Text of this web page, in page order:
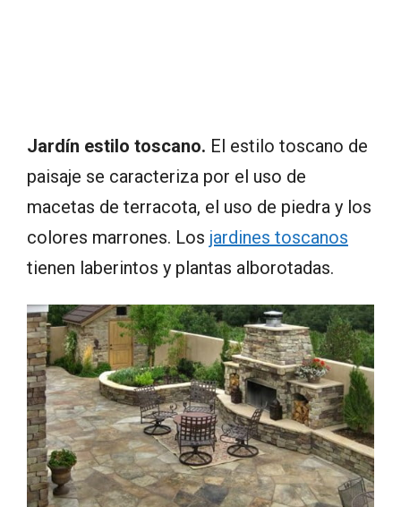
Jardín estilo toscano. El estilo toscano de
paisaje se caracteriza por el uso de
macetas de terracota, el uso de piedra y los
colores marrones. Los jardines toscanos
tienen laberintos y plantas alborotadas.